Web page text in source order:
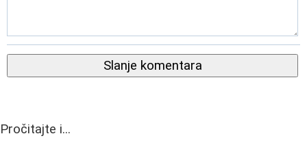
Slanje komentara
Pročitajte i...